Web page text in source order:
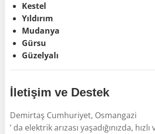
Kestel
Yıldırım
Mudanya
Gürsu
Güzelyalı
İletişim ve Destek
Demirtaş Cumhuriyet, Osmangazi
’ da elektrik arızası yaşadığınızda,